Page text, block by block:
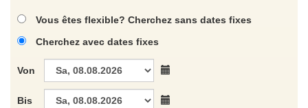
Vous êtes flexible? Cherchez sans dates fixes
Cherchez avec dates fixes
Von
Bis